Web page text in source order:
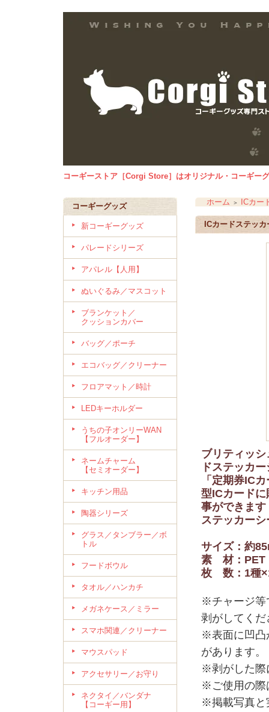
コーギーストア［Corgi Store］はオリジナル・コーギー
コーギーグッズ
新コーギーグッズ
パレードシリーズ
アパレル【人用】
ぬいぐるみ／マスコット
ブランケット／
クッションカバー
バッグ／ポーチ
エコバッグ／クリーナー
フロアマット／時計
LEDキーホルダー
うちの子オンリーWAN
【フルオーダー】
ネームチャーム
【セミオーダー】
キッチン用品
陶器シリーズ
グラス／タンブラー／ボ
トル
フードボウル
タオル／ハンカチ
メガネケース／ミラー
スマホ関連／クリーナー
マウスパッド
アクセサリー／お守り
ネクタイ／バンダナ
【コーギー用】
ホーム ＞ ICカー
ICカードステッ
ブリティッ
ドステッカ
「定期券IC
型ICカード
事ができま
ステッカー
サイズ：約
素 材：PET
枚 数：1種
※チャージ等
剥がしてくだ
※表面に凹凸
があります。
※剥がした際
※ご使用の際
※掲載写真と